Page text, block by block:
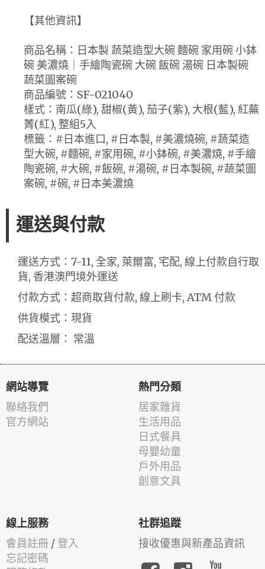
【其他資訊】
商品名稱：日本製 蔬菜造型大碗 麵碗 家用碗 小鉢
碗 美濃燒｜手繪陶瓷碗 大碗 飯碗 湯碗 日本製碗
蔬菜圖案碗
商品編號：SF-021040
樣式：南瓜(綠), 甜椒(黃), 茄子(紫), 大根(藍), 紅蕪
菁(紅), 整組5入
標籤：#日本進口, #日本製, #美濃燒碗, #蔬菜造
型大碗, #麵碗, #家用碗, #小鉢碗, #美濃燒, #手繪
陶瓷碗, #大碗, #飯碗, #湯碗, #日本製碗, #蔬菜圖
案碗, #碗, #日本美濃燒
運送與付款
運送方式：7-11, 全家, 萊爾富, 宅配, 線上付款自行取
貨, 香港澳門境外運送
付款方式：超商取貨付款, 線上刷卡, ATM 付款
供貨模式：現貨
配送溫層： 常溫
網站導覽
聯絡我們
官方網站
熱門分類
居家雜貨
生活用品
日式餐具
母嬰幼童
戶外用品
創意文具
線上服務
會員註冊 / 登入
忘記密碼
社群追蹤
接收優惠與新產品資訊